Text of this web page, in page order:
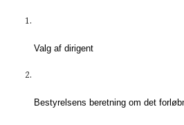
Valg af dirigent
Bestyrelsens beretning om det